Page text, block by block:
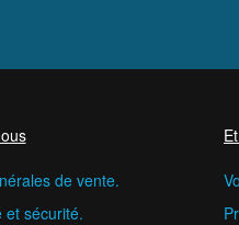
de vente.
et sécurité.